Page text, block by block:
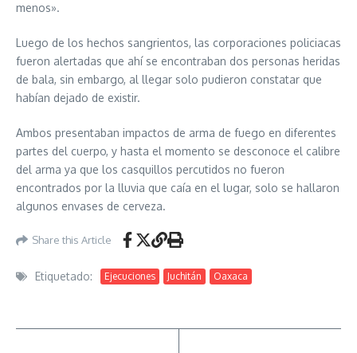
menos».
Luego de los hechos sangrientos, las corporaciones policiacas
fueron alertadas que ahí se encontraban dos personas heridas
de bala, sin embargo, al llegar solo pudieron constatar que
habían dejado de existir.
Ambos presentaban impactos de arma de fuego en diferentes
partes del cuerpo, y hasta el momento se desconoce el calibre
del arma ya que los casquillos percutidos no fueron
encontrados por la lluvia que caía en el lugar, solo se hallaron
algunos envases de cerveza.
Share this Article
Etiquetado: Ejecuciones Juchitán Oaxaca